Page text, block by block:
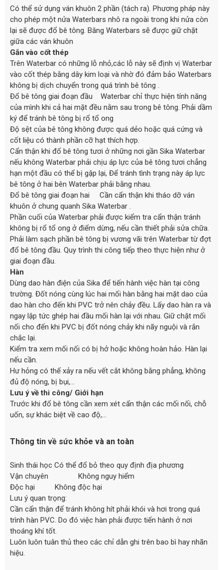
Có thể sử dụng ván khuôn 2 phần (tách ra). Phương pháp này
cho phép một nửa Waterbars nhô ra ngoài trong khi nửa còn
lại sẽ được đổ bê tông. Băng Waterbars sẽ được giữ chặt
giữa các ván khuôn
Gắn vào cốt thép
Trên Waterbar có những lỗ nhỏ,các lỗ này sẽ định vị Waterbar
vào cốt thép bằng dây kim loại và nhờ đó đảm bảo Waterbars
không bị dịch chuyển trong quá trình bê tông .
Đổ bê tông giai đoạn đầu Waterbar chỉ thực hiện tính năng
của mình khi cả hai mặt đều nằm sau trong bê tông. Phải dầm
ký để tránh bê tông bị rổ tổ ong
Độ sệt của bê tông không được quá dẻo hoặc quá cứng và
cốt liệu có thành phần cỡ hạt thích hợp.
Cẩn thận khi đổ bê tông tươi ở những nơi gần Sika Waterbar
nếu không Waterbar phải chịu áp lực của bê tông tươi chẳng
hạn một đầu có thể bị gập lại, Để tránh tình trạng này áp lực
bê tông ở hai bên Waterbar phải bằng nhau.
Đổ bê tông giai đoạn hai Cần cẩn thận khi tháo dỡ ván
khuôn ở chung quanh Sika Waterbar .
Phần cuối của Waterbar phải được kiểm tra cẩn thận tránh
không bị rổ tổ ong ở điểm dừng, nếu cần thiết phải sửa chữa.
Phải làm sạch phần bê tông bị vương vãi trên Waterbar từ đợt
đổ bê tông đầu. Quy trình thi công tiếp theo thực hiện như ở
giai đoạn đầu.
Hàn
Dùng dao hàn điện của Sika để tiến hành việc hàn tại công
trường. Đốt nóng cùng lúc hai mối hàn bằng hai mặt dao của
dao hàn cho đến khi PVC trở nên chảy đều. Lấy dao hàn ra và
ngay lập tức ghép hai đầu mối hàn lại với nhau. Giữ chặt mối
nối cho đến khi PVC bị đốt nóng chảy khi nãy nguội và rắn
chắc lại.
Kiểm tra xem mối nối có bị hở hoặc không hoàn hảo. Hàn lại
nếu cần.
Hư hỏng có thể xảy ra nếu vết cắt không bằng phẳng, không
đủ độ nóng, bị bụi,…
Lưu ý về thi công/ Giới hạn
Trước khi đổ bê tông cần xem xét cẩn thận các mối nối, chỗ
uốn, sự khác biệt về cao độ,…
Thông tin về sức khỏe và an toàn
Sinh thái học Có thể đổ bỏ theo quy định địa phương
Vận chuyên Không nguy hiểm
Độc hại Không độc hại
Lưu ý quan trọng:
Cần cẩn thận để tránh không hít phải khói và hơi trong quá
trình hàn PVC. Do đó việc hàn phải được tiến hành ở nơi
thoáng khí tốt.
Luôn luôn tuân thủ theo các chỉ dẫn ghi trên bao bì hay nhãn
hiệu.